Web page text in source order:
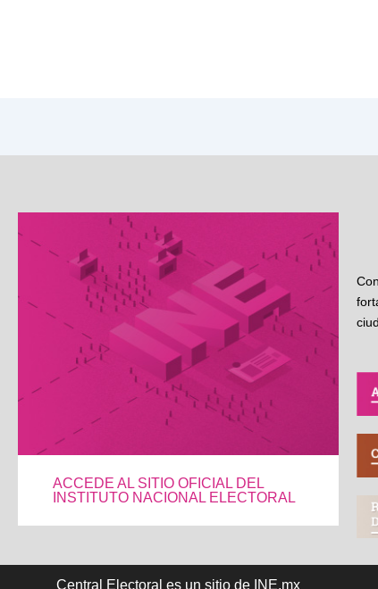
ACCEDE AL SITIO OFICIAL DEL
INSTITUTO NACIONAL ELECTORAL
Central Electoral es un sitio de INE.mx